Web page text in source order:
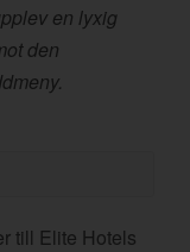
en lyxig
den
till Elite Hotels